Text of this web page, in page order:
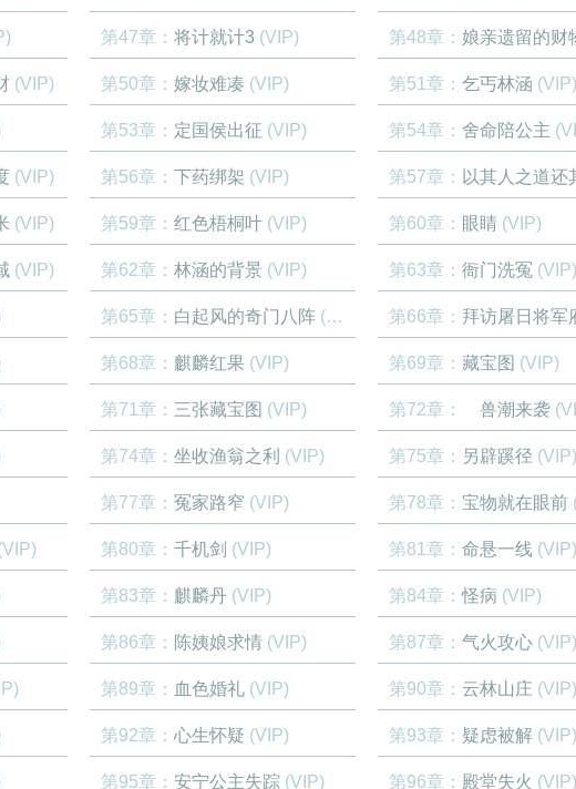
第47章： 将计就计3 (VIP) 第48章： 娘亲遗留的财
(VIP) 第50章： 嫁妆难凑 (VIP) 第51章： 乞丐林涵 (VIP)
第53章： 定国侯出征 (VIP) 第54章： 舍命陪公主
(VIP) 第56章： 下药绑架 (VIP) 第57章： 以其人之道还其人
(VIP) 第59章： 红色梧桐叶 (VIP) 第60章： 眼睛 (VIP)
(VIP) 第62章： 林涵的背景 (VIP) 第63章： 衙门洗冤 (VIP)
第65章： 白起风的奇门八阵 (VIP) 第66章： 拜访屠日将军
第68章： 麒麟红果 (VIP) 第69章： 藏宝图 (VIP)
第71章： 三张藏宝图 (VIP) 第72章： 兽潮来袭
第74章： 坐收渔翁之利 (VIP) 第75章： 另辟蹊径 (VIP)
第77章： 冤家路窄 (VIP) 第78章： 宝物就在眼前
第80章： 千机剑 (VIP) 第81章： 命悬一线 (VIP)
第83章： 麒麟丹 (VIP) 第84章：怪病 (VIP)
第86章： 陈姨娘求情 (VIP) 第87章： 气火攻心 (VIP)
第89章： 血色婚礼 (VIP) 第90章： 云林山庄 (VIP)
第92章： 心生怀疑 (VIP) 第93章： 疑虑被解 (VIP)
第95章： 安宁公主失踪 (VIP) 第96章： 殿堂失火 (VIP)